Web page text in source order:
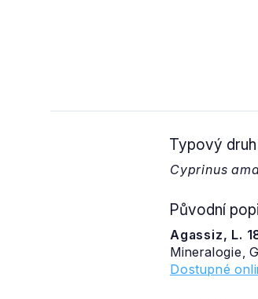
Typový druh
Cyprinus
Původní
Agassiz, L.
Mineralogie,
Dostupné